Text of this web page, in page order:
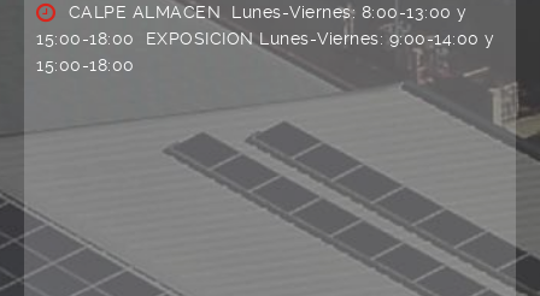
CALPE ALMACEN Lunes-Viernes: 8:00-13:00 y
15:00-18:00 EXPOSICION Lunes-Viernes: 9:00-14:00 y
15:00-18:00